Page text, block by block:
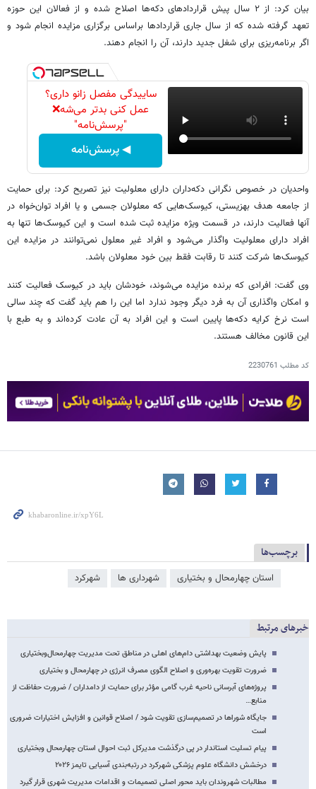
بیان کرد: از ۲ سال پیش قراردادهای دکه‌ها اصلاح شده و از فعالان این حوزه
تعهد گرفته شده که از سال جاری قراردادها براساس برگزاری مزایده انجام شود و
اگر برنامه‌ریزی برای شغل جدید دارند، آن را انجام دهند.
ساییدگی مفصل زانو داری؟
عمل کنی بدتر می‌شه❌
"پرسش‌نامه"
◀ پرسش‌نامه
واحدیان در خصوص نگرانی دکه‌داران دارای معلولیت نیز تصریح کرد: برای حمایت
از جامعه هدف بهزیستی، کیوسک‌هایی که معلولان جسمی و یا افراد توان‌خواه در
آنها فعالیت دارند، در قسمت ویژه مزایده ثبت شده است و این کیوسک‌ها تنها به
افراد دارای معلولیت واگذار می‌شود و افراد غیر معلول نمی‌توانند در مزایده این
کیوسک‌ها شرکت کنند تا رقابت فقط بین خود معلولان باشد.
وی گفت: افرادی که برنده مزایده می‌شوند، خودشان باید در کیوسک فعالیت کنند
و امکان واگذاری آن به فرد دیگر وجود ندارد اما این را هم باید گفت که چند سالی
است نرخ کرایه دکه‌ها پایین است و این افراد به آن عادت کرده‌اند و به طبع با
این قانون مخالف هستند.
کد مطلب 2230761
برچسب‌ها
استان چهارمحال و بختیاری شهرداری ها شهرکرد
خبرهای مرتبط
پایش وضعیت بهداشتی دام‌های اهلی در مناطق تحت مدیریت چهارمحال‌وبختیاری
ضرورت تقویت بهره‌وری و اصلاح الگوی مصرف انرژی در چهارمحال و بختیاری
پروژه‌های آبرسانی ناحیه غرب گامی مؤثر برای حمایت از دامداران / ضرورت حفاظت از
منابع…
جایگاه شوراها در تصمیم‌سازی تقویت شود / اصلاح قوانین و افزایش اختیارات ضروری
است
پیام تسلیت استاندار در پی درگذشت مدیرکل ثبت احوال استان چهارمحال وبختیاری
درخشش دانشگاه علوم پزشکی شهرکرد در رتبه‌بندی آسیایی تایمز ۲۰۲۶
مطالبات شهروندان باید محور اصلی تصمیمات و اقدامات مدیریت شهری قرار گیرد